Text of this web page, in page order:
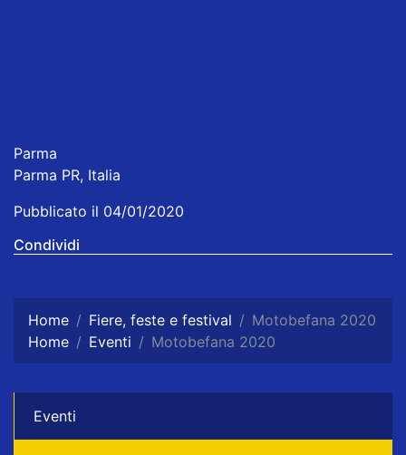
Parma
Parma PR, Italia
Pubblicato il 04/01/2020
Condividi
Home Fiere, feste e festival
Motobefana 2020
Home
Eventi Motobefana 2020
Eventi